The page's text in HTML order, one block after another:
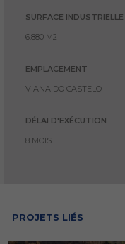
SURFACE INDUSTRIELLE
6.880 M2
EMPLACEMENT
VIANA DO CASTELO
DÉLAI D'EXÉCUTION
8 MOIS
PROJETS LIÉS